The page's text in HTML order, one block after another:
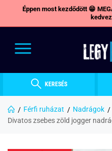
Éppen most kezdődött 😁
KERESÉS
Férfi ruházat Nadrágok
Divatos zsebes zöld jogger